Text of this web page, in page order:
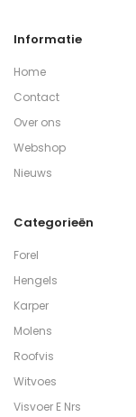
Informatie
Home
Contact
Over ons
Webshop
Nieuws
Categorieën
Forel
Hengels
Karper
Molens
Roofvis
Witvoes
Visvoer E Nrs